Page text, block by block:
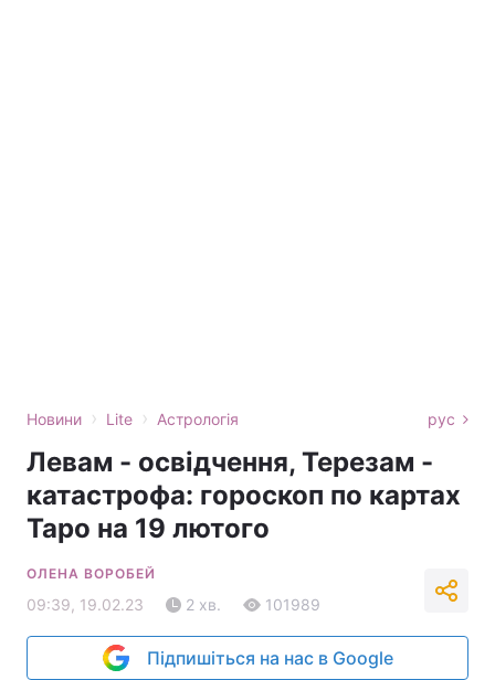
Новини › Lite › Астрологія рус
Левам - освідчення, Терезам -
катастрофа: гороскоп по картах
Таро на 19 лютого
ОЛЕНА ВОРОБЕЙ
09:39, 19.02.23 2 хв. 101989
Підпишіться на нас в Google